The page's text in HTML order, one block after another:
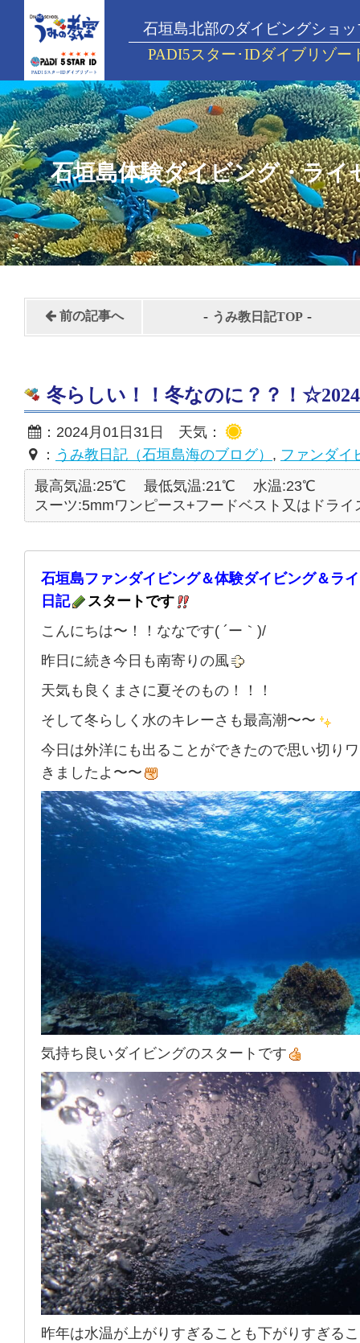
石垣島北部のダイビングショッ
PADI5スター･IDダイブリゾー
石垣島体験ダイビング・ライ
前の記事へ - うみ教日記TOP -
冬らしい！！冬なのに？？！
：2024月01日31日 天気：
： うみ教日記（石垣島海のブログ） , ファンダイ
最高気温:25℃
最低気温:21℃
水温:23℃
スーツ:5mmワンピース+フードベスト又はドライ
石垣島ファンダイビング＆体験ダイビング＆ラ
日記
スタートです
こんにちは〜！！ななです( ´ー｀)/
昨日に続き今日も南寄りの風
天気も良くまさに夏そのもの！！！
そして冬らしく水のキレーさも最高潮〜〜
今日は外洋にも出ることができたので思い切り
きましたよ〜〜
気持ち良いダイビングのスタートです
昨年は水温が上がりすぎることも下がりすぎる